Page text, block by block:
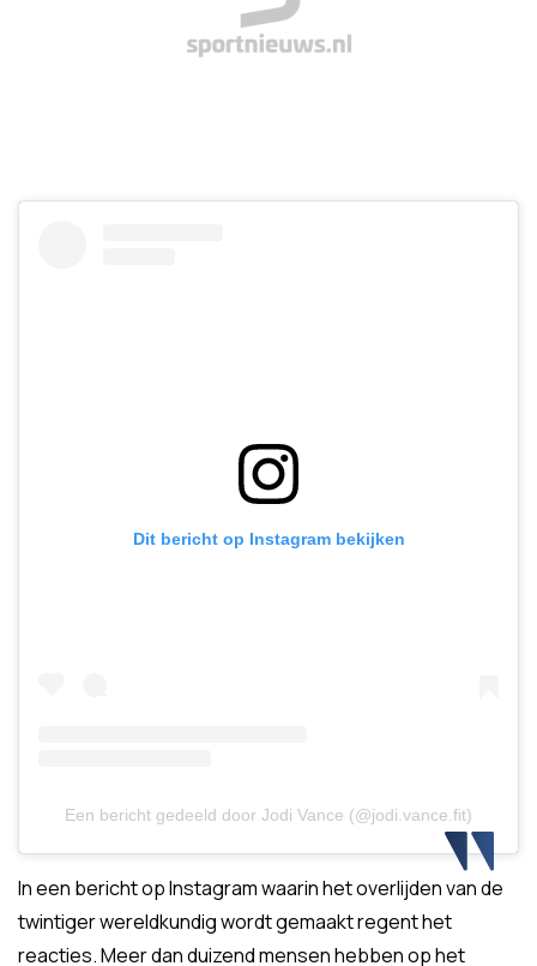
Dit bericht op Instagram bekijken
Een bericht gedeeld door Jodi Vance (@jodi.vance.fit)
In een bericht op Instagram waarin het overlijden van de
twintiger wereldkundig wordt gemaakt regent het
reacties. Meer dan duizend mensen hebben op het